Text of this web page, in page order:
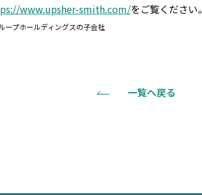
www.upsher-smith.com/をご覧ください。
プホールディングスの子会社
一覧へ戻る